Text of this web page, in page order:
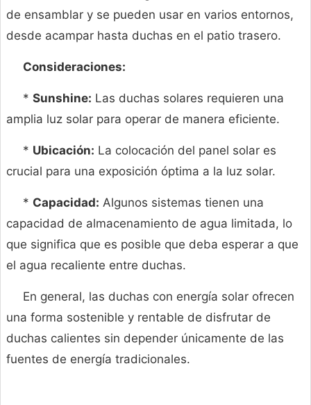
de ensamblar y se pueden usar en varios entornos,
desde acampar hasta duchas en el patio trasero.
Consideraciones:
* Sunshine: Las duchas solares requieren una
amplia luz solar para operar de manera eficiente.
* Ubicación: La colocación del panel solar es
crucial para una exposición óptima a la luz solar.
* Capacidad: Algunos sistemas tienen una
capacidad de almacenamiento de agua limitada, lo
que significa que es posible que deba esperar a que
el agua recaliente entre duchas.
En general, las duchas con energía solar ofrecen
una forma sostenible y rentable de disfrutar de
duchas calientes sin depender únicamente de las
fuentes de energía tradicionales.